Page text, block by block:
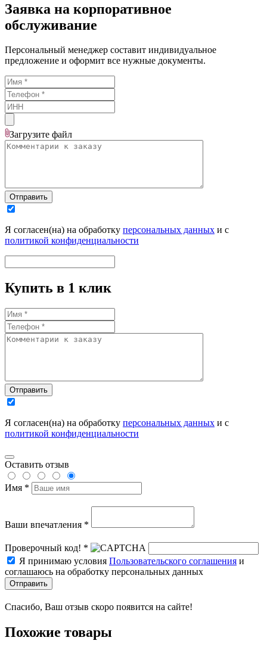
Заявка на корпоративное
обслуживание
Персональный менеджер составит индивидуальное
предложение и оформит все нужные документы.
Загрузите файл
Отправить
Я согласен(на) на обработку персональных данных и с
политикой конфиденциальности
Купить в 1 клик
Отправить
Я согласен(на) на обработку персональных данных и с
политикой конфиденциальности
Оставить отзыв
Имя *
Ваши впечатления *
Проверочный код! *
Я принимаю условия Пользовательского соглашения и
соглашаюсь на обработку персональных данных
Отправить
Спасибо, Ваш отзыв скоро появится на сайте!
Похожие товары